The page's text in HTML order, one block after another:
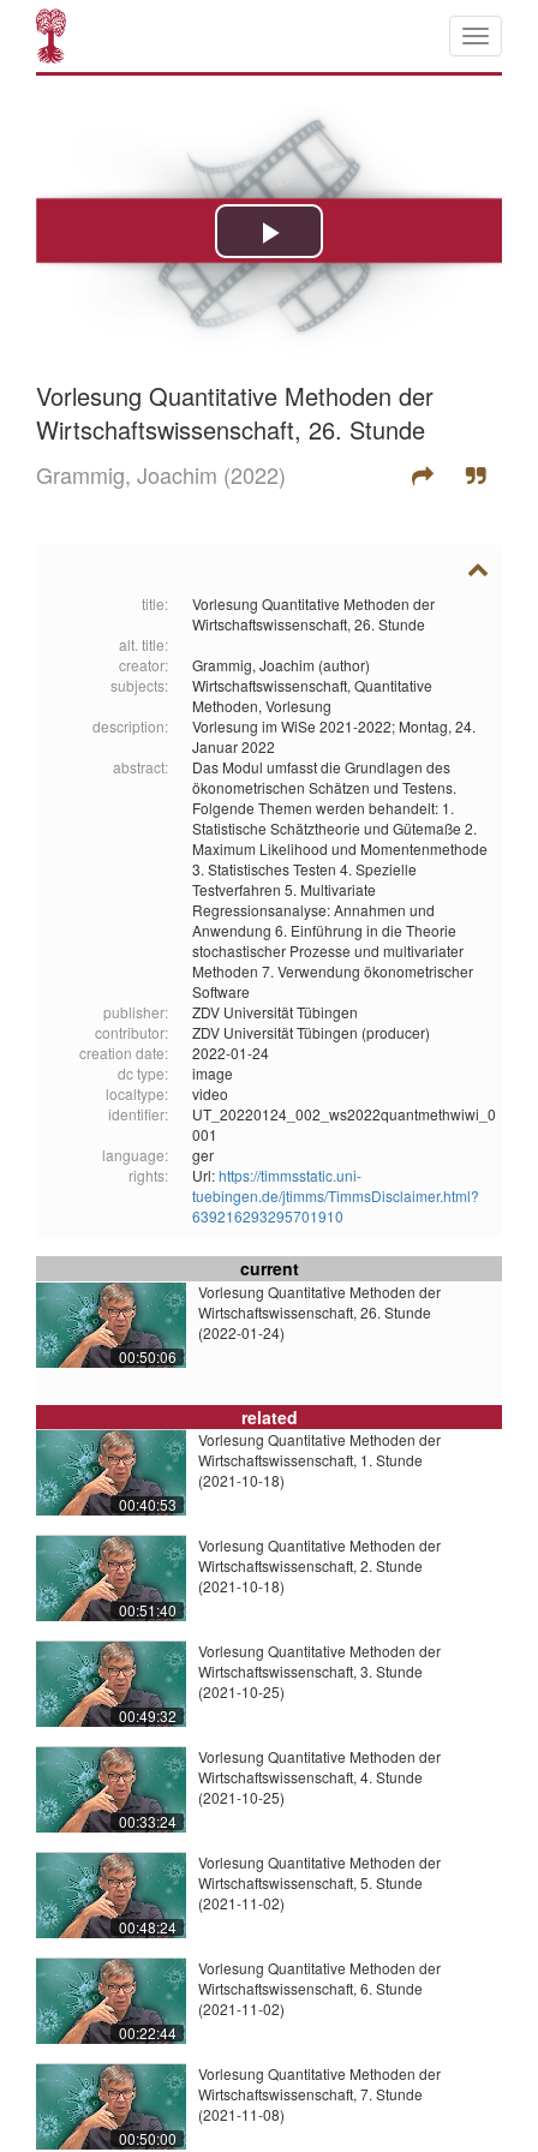
Vorlesung Quantitative Methoden der
Wirtschaftswissenschaft, 26. Stunde
Grammig, Joachim (2022)
title:
Vorlesung Quantitative Methoden der
Wirtschaftswissenschaft, 26. Stunde
alt. title:
creator:
Grammig, Joachim (author)
subjects:
Wirtschaftswissenschaft, Quantitative
Methoden, Vorlesung
description:
Vorlesung im WiSe 2021-2022; Montag, 24.
Januar 2022
abstract:
Das Modul umfasst die Grundlagen des
ökonometrischen Schätzen und Testens.
Folgende Themen werden behandelt: 1.
Statistische Schätztheorie und Gütemaße 2.
Maximum Likelihood und Momentenmethode
3. Statistisches Testen 4. Spezielle
Testverfahren 5. Multivariate
Regressionsanalyse: Annahmen und
Anwendung 6. Einführung in die Theorie
stochastischer Prozesse und multivariater
Methoden 7. Verwendung ökonometrischer
Software
publisher:
ZDV Universität Tübingen
contributor:
ZDV Universität Tübingen (producer)
creation date:
2022-01-24
dc type:
image
localtype:
video
identifier:
UT_20220124_002_ws2022quantmethwiwi_0
001
language:
ger
rights:
Url:https://timmsstatic.uni-
tuebingen.de/jtimms/TimmsDisclaimer.html?
639216293295701910
current
00:50:06
Vorlesung Quantitative Methoden der
Wirtschaftswissenschaft, 26. Stunde
(2022-01-24)
related
00:40:53
Vorlesung Quantitative Methoden der
Wirtschaftswissenschaft, 1. Stunde
(2021-10-18)
00:51:40
Vorlesung Quantitative Methoden der
Wirtschaftswissenschaft, 2. Stunde
(2021-10-18)
00:49:32
Vorlesung Quantitative Methoden der
Wirtschaftswissenschaft, 3. Stunde
(2021-10-25)
00:33:24
Vorlesung Quantitative Methoden der
Wirtschaftswissenschaft, 4. Stunde
(2021-10-25)
00:48:24
Vorlesung Quantitative Methoden der
Wirtschaftswissenschaft, 5. Stunde
(2021-11-02)
00:22:44
Vorlesung Quantitative Methoden der
Wirtschaftswissenschaft, 6. Stunde
(2021-11-02)
00:50:00
Vorlesung Quantitative Methoden der
Wirtschaftswissenschaft, 7. Stunde
(2021-11-08)